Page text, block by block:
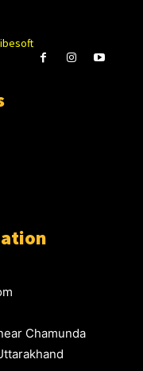
Chamunda